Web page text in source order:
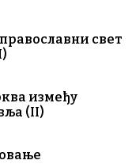
свет
између
(II)